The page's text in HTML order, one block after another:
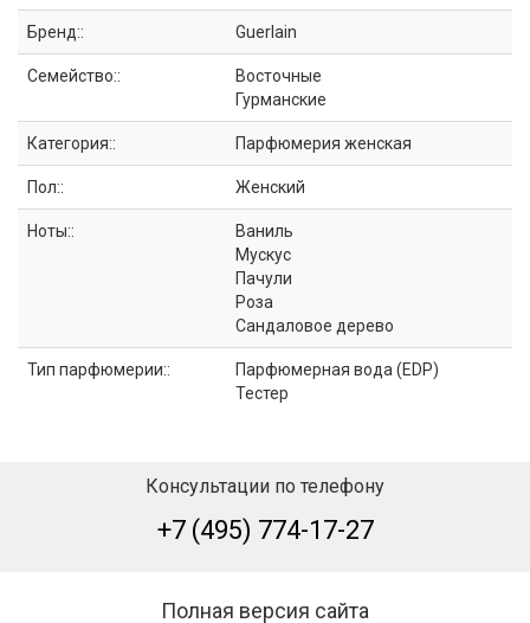
Бренд:: Guerlain
Семейство::
Восточные
Гурманские
Категория:: Парфюмерия женская
Пол:: Женский
Ноты::
Ваниль
Мускус
Пачули
Роза
Сандаловое дерево
Тип парфюмерии::
Парфюмерная вода (EDP)
Тестер
Консультации по телефону
+7 (495) 774-17-27
Полная версия сайта